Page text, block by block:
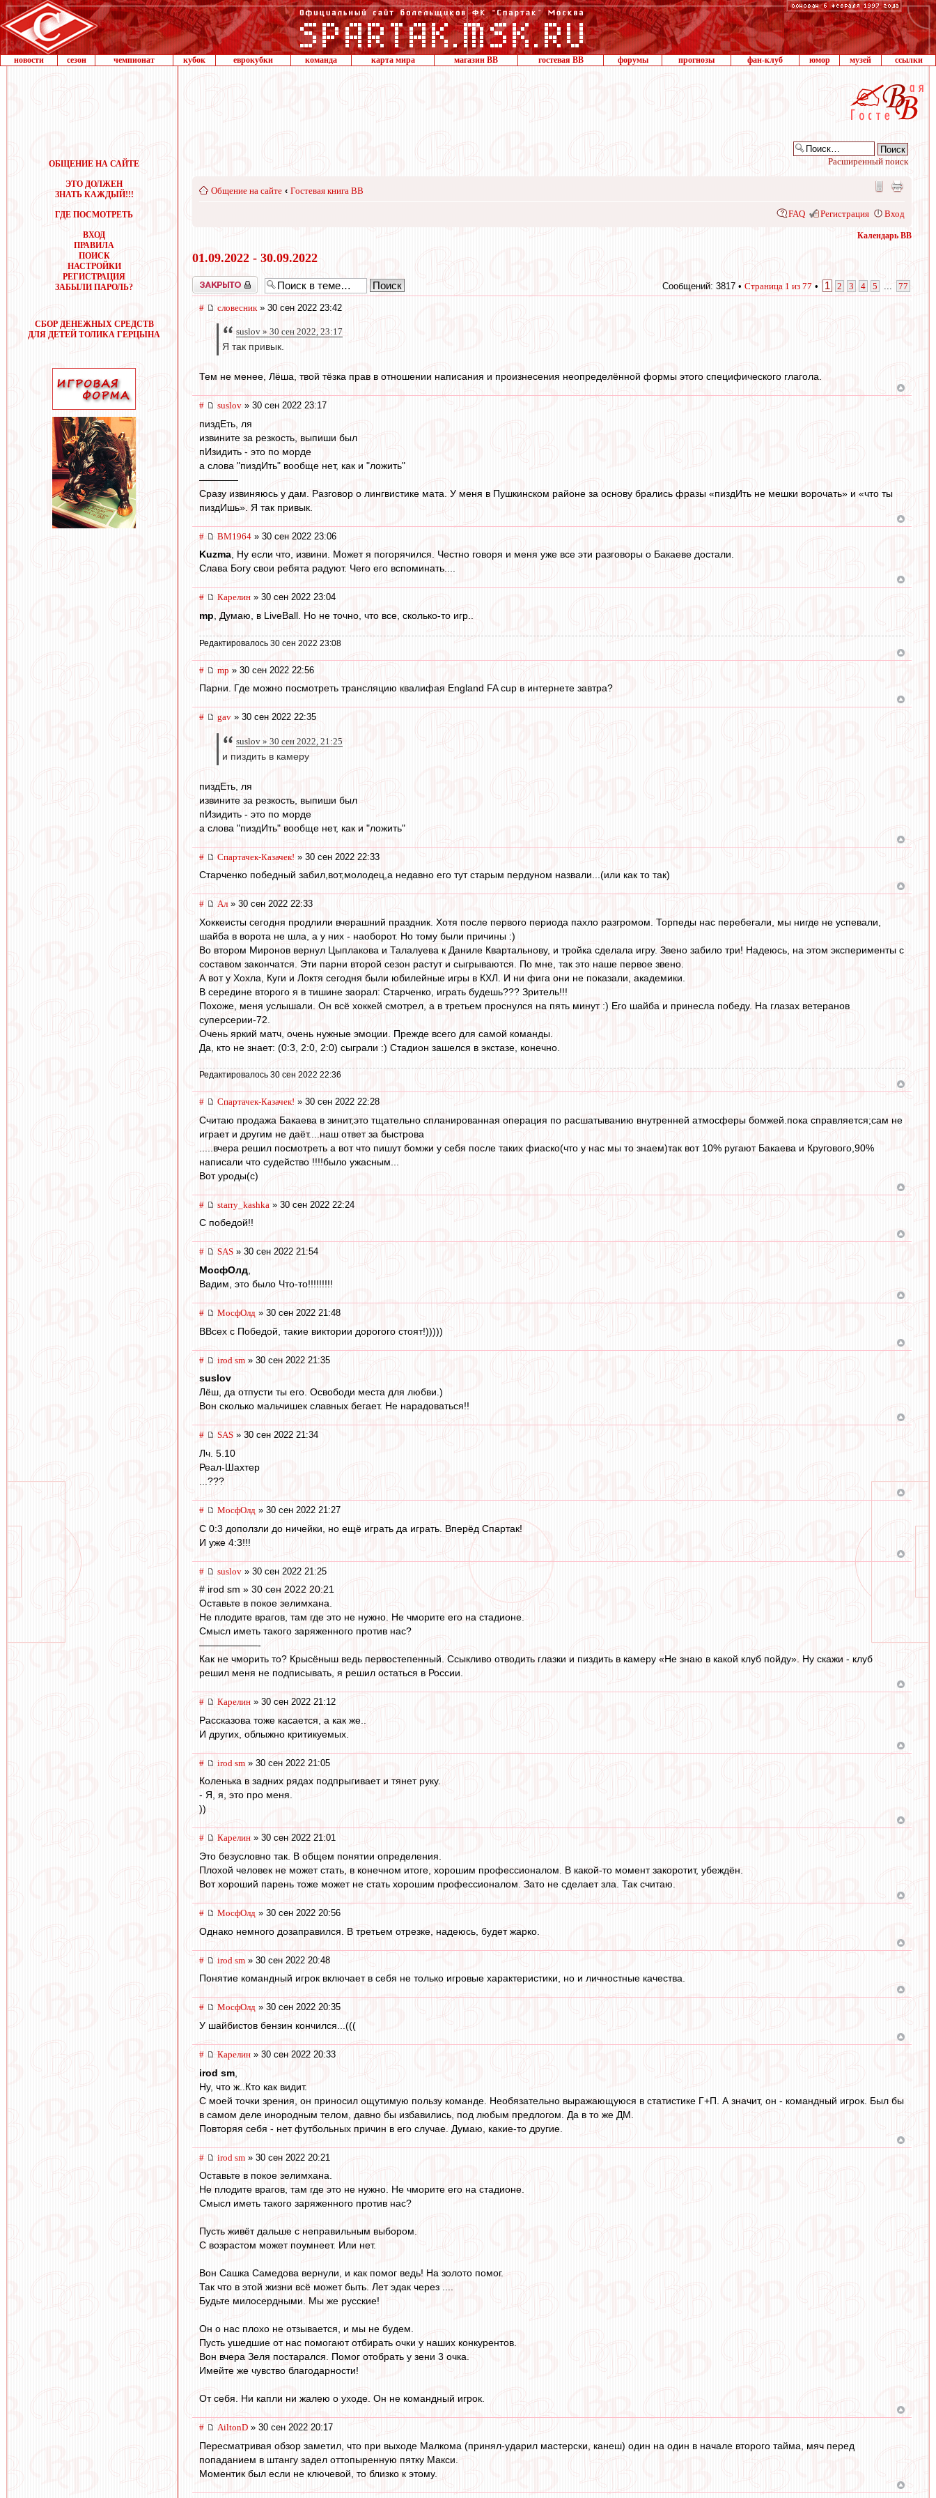
новости сезон чемпионат кубок еврокубки команда карта мира магазин ВВ гостевая ВВ форумы прогнозы фан-клуб юмор музей ссылки
ОБЩЕНИЕ НА САЙТЕ
ЭТО ДОЛЖЕН
ЗНАТЬ КАЖДЫЙ!!!
ГДЕ ПОСМОТРЕТЬ
ВХОД
ПРАВИЛА
ПОИСК
НАСТРОЙКИ
РЕГИСТРАЦИЯ
ЗАБЫЛИ ПАРОЛЬ?
СБОР ДЕНЕЖНЫХ СРЕДСТВ
ДЛЯ ДЕТЕЙ ТОЛИКА ГЕРЦЫНА
Расширенный поиск
Общение на сайте ‹ Гостевая книга ВВ
FAQ Регистрация Вход
Календарь ВВ
01.09.2022 - 30.09.2022
Закрыто Сообщений: 3817 • Страница 1 из 77 • 1 2 3 4 5 77
# словесник » 30 сен 2022 23:42
suslov » 30 сен 2022, 23:17
Я так привык.
Тем не менее, Лёша, твой тёзка прав в отношении написания и произнесения неопределённой формы этого специфического глагола.
# suslov » 30 сен 2022 23:17
пиздЕть, ля
извините за резкость, выпиши был
пИзидить - это по морде
а слова "пиздИть" вообще нет, как и "ложить"
————
Сразу извиняюсь у дам. Разговор о лингвистике мата. У меня в Пушкинском районе за основу брались фразы «пиздИть не мешки ворочать» и «что ты
пиздИшь». Я так привык.
# BM1964 » 30 сен 2022 23:06
Kuzma, Ну если что, извини. Может я погорячился. Честно говоря и меня уже все эти разговоры о Бакаеве достали.
Слава Богу свои ребята радуют. Чего его вспоминать....
# Карелин » 30 сен 2022 23:04
mp , Думаю, в LiveBall. Но не точно, что все, сколько-то игр..
Редактировалось 30 сен 2022 23:08
# mp » 30 сен 2022 22:56
Парни. Где можно посмотреть трансляцию квалифая England FA cup в интернете завтра?
# gav » 30 сен 2022 22:35
suslov » 30 сен 2022, 21:25
и пиздить в камеру
пиздЕть, ля
извините за резкость, выпиши был
пИзидить - это по морде
а слова "пиздИть" вообще нет, как и "ложить"
# Спартачек-Казачек! » 30 сен 2022 22:33
Старченко победный забил,вот,молодец,а недавно его тут старым пердуном назвали...(или как то так)
# Ал » 30 сен 2022 22:33
Хоккеисты сегодня продлили вчерашний праздник. Хотя после первого периода пахло разгромом. Торпеды нас перебегали, мы нигде не успевали,
шайба в ворота не шла, а у них - наоборот. Но тому были причины :)
Во втором Миронов вернул Цыплакова и Талалуева к Даниле Квартальнову, и тройка сделала игру. Звено забило три! Надеюсь, на этом эксперименты с
составом закончатся. Эти парни второй сезон растут и сыгрываются. По мне, так это наше первое звено.
А вот у Хохла, Куги и Локтя сегодня были юбилейные игры в КХЛ. И ни фига они не показали, академики.
В середине второго я в тишине заорал: Старченко, играть будешь??? Зритель!!!
Похоже, меня услышали. Он всё хоккей смотрел, а в третьем проснулся на пять минут :) Его шайба и принесла победу. На глазах ветеранов
суперсерии-72.
Очень яркий матч, очень нужные эмоции. Прежде всего для самой команды.
Да, кто не знает: (0:3, 2:0, 2:0) сыграли :) Стадион зашелся в экстазе, конечно.
Редактировалось 30 сен 2022 22:36
# Спартачек-Казачек! » 30 сен 2022 22:28
Считаю продажа Бакаева в зинит,это тщательно спланированная операция по расшатыванию внутренней атмосферы бомжей.пока справляется;сам не
играет и другим не даёт....наш ответ за быстрова
.....вчера решил посмотреть а вот что пишут бомжи у себя после таких фиаско(что у нас мы то знаем)так вот 10% ругают Бакаева и Кругового,90%
написали что судейство !!!!было ужасным...
Вот уроды(с)
# starry_kashka » 30 сен 2022 22:24
С победой!!
# SAS » 30 сен 2022 21:54
МосфОлд
Вадим, это было Что-то!!!!!!!!!
# МосфОлд » 30 сен 2022 21:48
ВВсех с Победой, такие виктории дорогого стоят!)))))
# irod sm » 30 сен 2022 21:35
suslov
Лёш, да отпусти ты его. Освободи места для любви.)
Вон сколько мальчишек славных бегает. Не нарадоваться!!
# SAS » 30 сен 2022 21:34
Лч. 5.10
Реал-Шахтер
...???
# МосфОлд » 30 сен 2022 21:27
С 0:3 доползли до ничейки, но ещё играть да играть. Вперёд Спартак!
И уже 4:3!!!
# suslov » 30 сен 2022 21:25
# irod sm » 30 сен 2022 20:21
Оставьте в покое зелимхана.
Не плодите врагов, там где это не нужно. Не чморите его на стадионе.
Смысл иметь такого заряженного против нас?
——————-
Как не чморить то? Крысёныш ведь первостепенный. Ссыкливо отводить глазки и пиздить в камеру «Не знаю в какой клуб пойду». Ну скажи - клуб
решил меня не подписывать, я решил остаться в России.
# Карелин » 30 сен 2022 21:12
Рассказова тоже касается, а как же..
И других, облыжно критикуемых.
# irod sm » 30 сен 2022 21:05
Коленька в задних рядах подпрыгивает и тянет руку.
- Я, я, это про меня.
))
# Карелин » 30 сен 2022 21:01
Это безусловно так. В общем понятии определения.
Плохой человек не может стать, в конечном итоге, хорошим профессионалом. В какой-то момент закоротит, убеждён.
Вот хороший парень тоже может не стать хорошим профессионалом. Зато не сделает зла. Так считаю.
# МосфОлд » 30 сен 2022 20:56
Однако немного дозаправился. В третьем отрезке, надеюсь, будет жарко.
# irod sm » 30 сен 2022 20:48
Понятие командный игрок включает в себя не только игровые характеристики, но и личностные качества.
# МосфОлд » 30 сен 2022 20:35
У шайбистов бензин кончился...(((
# Карелин » 30 сен 2022 20:33
irod sm
Ну, что ж..Кто как видит.
С моей точки зрения, он приносил ощутимую пользу команде. Необязательно выражающуюся в статистике Г+П. А значит, он - командный игрок. Был бы
в самом деле инородным телом, давно бы избавились, под любым предлогом. Да в то же ДМ.
Повторяя себя - нет футбольных причин в его случае. Думаю, какие-то другие.
# irod sm » 30 сен 2022 20:21
Оставьте в покое зелимхана.
Не плодите врагов, там где это не нужно. Не чморите его на стадионе.
Смысл иметь такого заряженного против нас?
Пусть живёт дальше с неправильным выбором.
С возрастом может поумнеет. Или нет.
Вон Сашка Самедова вернули, и как помог ведь! На золото помог.
Так что в этой жизни всё может быть. Лет эдак через ....
Будьте милосердными. Мы же русские!
Он о нас плохо не отзывается, и мы не будем.
Пусть ушедшие от нас помогают отбирать очки у наших конкурентов.
Вон вчера Зеля постарался. Помог отобрать у зени 3 очка.
Имейте же чувство благодарности!
От себя. Ни капли ни жалею о уходе. Он не командный игрок.
# AiltonD » 30 сен 2022 20:17
Пересматривая обзор заметил, что при выходе Малкома (принял-ударил мастерски, канеш) один на один в начале второго тайма, мяч перед
попаданием в штангу задел оттопыренную пятку Макси.
Моментик был если не ключевой, то близко к этому.